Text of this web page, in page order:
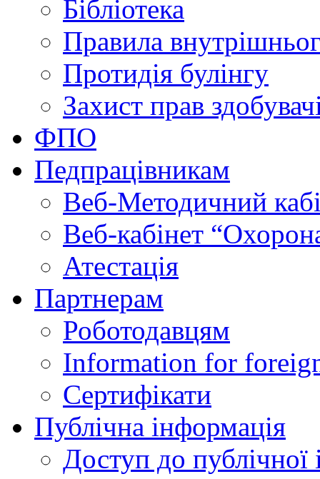
Бібліотека
Правила
Протидія булінгу
Захист прав
ФПО
Педпрацівникам
Веб-Методичний
Веб-кабінет
Атестація
Партнерам
Роботодавцям
Information for
Сертифікати
Публічна інформація
Доступ до публічної